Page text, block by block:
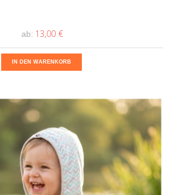
ab: 13,00 €
IN DEN WARENKORB